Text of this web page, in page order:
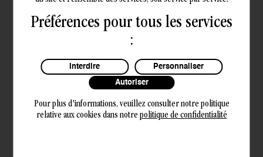
La mise en place d’une garantie de l’Étatpour
réduire le risque de défaut de l’entreprise cliente
d’un fournisseur. L’État viendra contre-garantir les
souscription de contrats de fourniture d’énergie et
réassurer les contrats de fourniture d’énergie
permettra de réduire les exigences des fournisseurs
Préférences pour tous les services
:
Interdire Personnaliser
Autoriser
Pour plus d'informations, veuillez consulter notre politique
relative aux cookies dans notre politique de confidentialité